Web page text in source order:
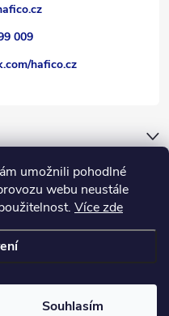
umožnili pohodlné
webu neustále
Více zde
Souhlasím
009
hafico.cz
práva vyhrazena.